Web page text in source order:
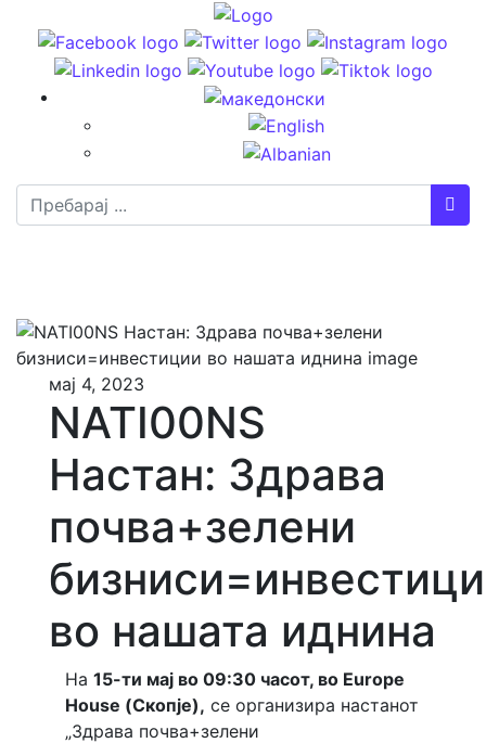
мај 4, 2023
NATI00NS
Настан: Здрава
почва+зелени
во нашата иднина
На 15-ти мај во 09:30 часот, во Europe
House (Скопје), се организира настанот
„Здрава почва+зелени